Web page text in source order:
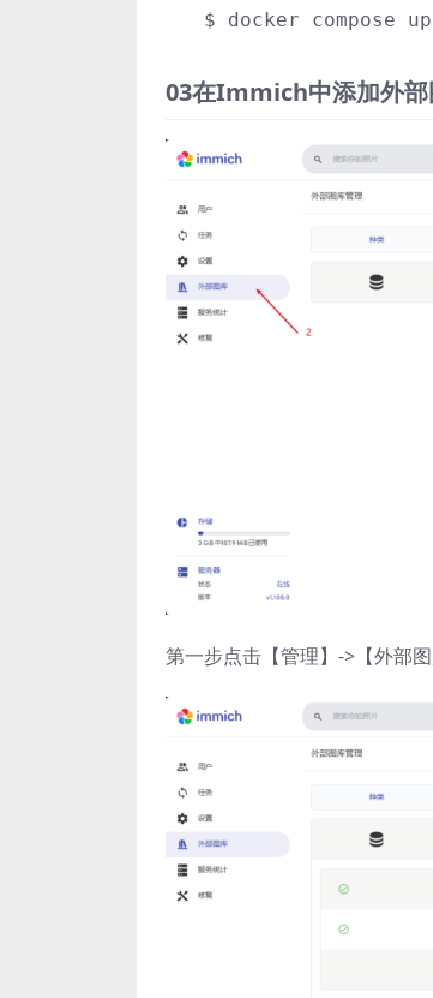
$ docker compose
03在Immich中添加外部
第一步点击【管理】->【外部